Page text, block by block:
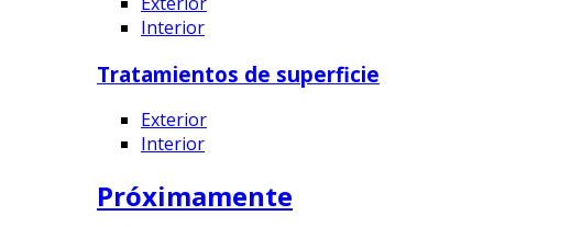
Interior
Tratamientos de superficie
Exterior
Interior
Próximamente